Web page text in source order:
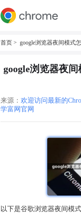
首页 > google浏览器夜间模式
google浏览器夜
来源： 欢迎访问最新的
学富网官网
以下是谷歌浏览器夜间模